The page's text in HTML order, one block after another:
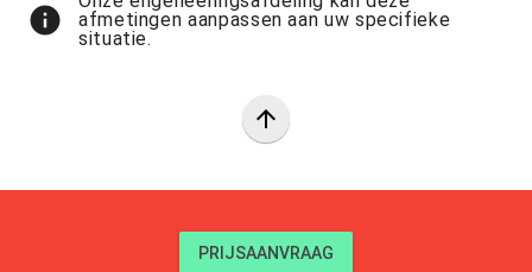
info
afmetingen aanpassen aan uw specifieke
situatie.
arrow_upward
PRIJSAANVRAAG